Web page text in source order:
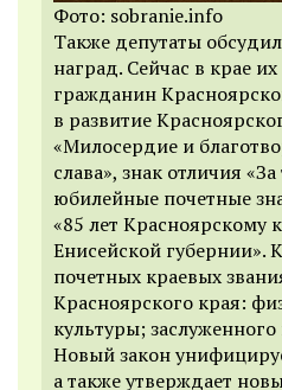
Фото: sobranie.info
Также депутаты
наград. Сейчас в крае
гражданин
в развитие
«Милосердие и
слава», знак отличия
юбилейные почетные
«85 лет Красноярскому
Енисейской губернии».
почетных краевых
Красноярского края:
культуры; заслуженного
Новый закон
а также утверждает